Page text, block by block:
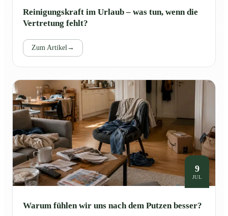
Reinigungskraft im Urlaub – was tun, wenn die
Vertretung fehlt?
Zum Artikel→
9
JUL
Warum fühlen wir uns nach dem Putzen besser?